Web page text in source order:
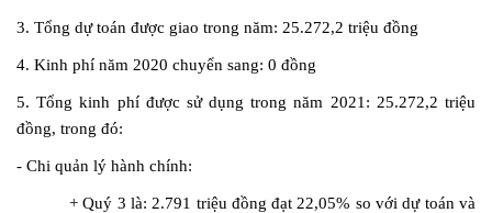
Môi trường
Quy hoạch - Xây dựng
3. Tổng dự toán được giao trong năm: 25.272,2 triệu đồng
4. Kinh phí năm 2020 chuyển sang: 0 đồng
5. Tổng kinh phí được sử dụng trong năm 2021: 25.272,2 triệu
đồng, trong đó:
- Chi quản lý hành chính:
+ Quý 3 là: 2.791 triệu đồng đạt 22,05% so với dự toán và